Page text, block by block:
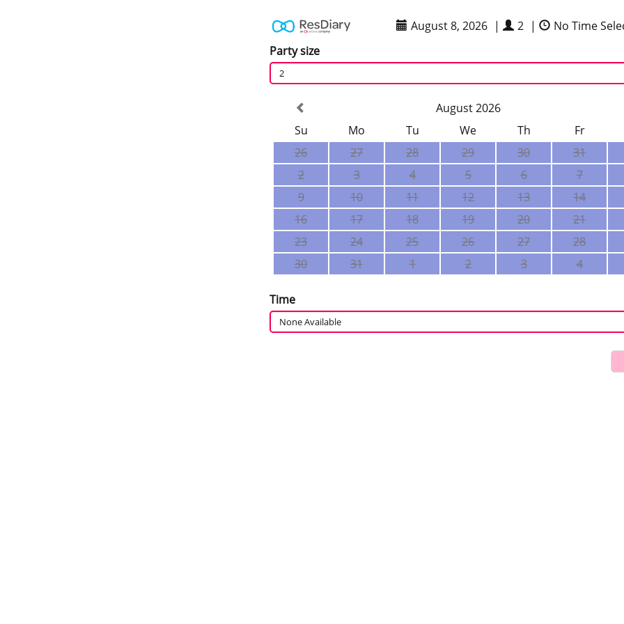
August 8, 2026 | 2 |
No Time
Party size
2
August 2026
Su
Mo Tu We Th
Fr
26
27 28 29 30
31
2
3 4 5 6
7
9
10 11 12 13
14
16
17 18 19 20
21
23
24 25 26 27
28
30
31 1 2 3 4
Time
None Available